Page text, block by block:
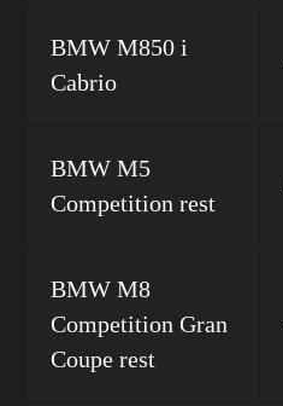
BMW M850 i
Cabrio
BMW M5
Competition rest
BMW M8
Competition Gran
Coupe rest